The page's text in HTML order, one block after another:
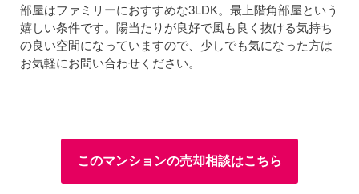
部屋はファミリーにおすすめな3LDK。最上階角部屋という
嬉しい条件です。陽当たりが良好で風も良く抜ける気持ち
の良い空間になっていますので、少しでも気になった方は
お気軽にお問い合わせください。
このマンションの売却相談はこちら